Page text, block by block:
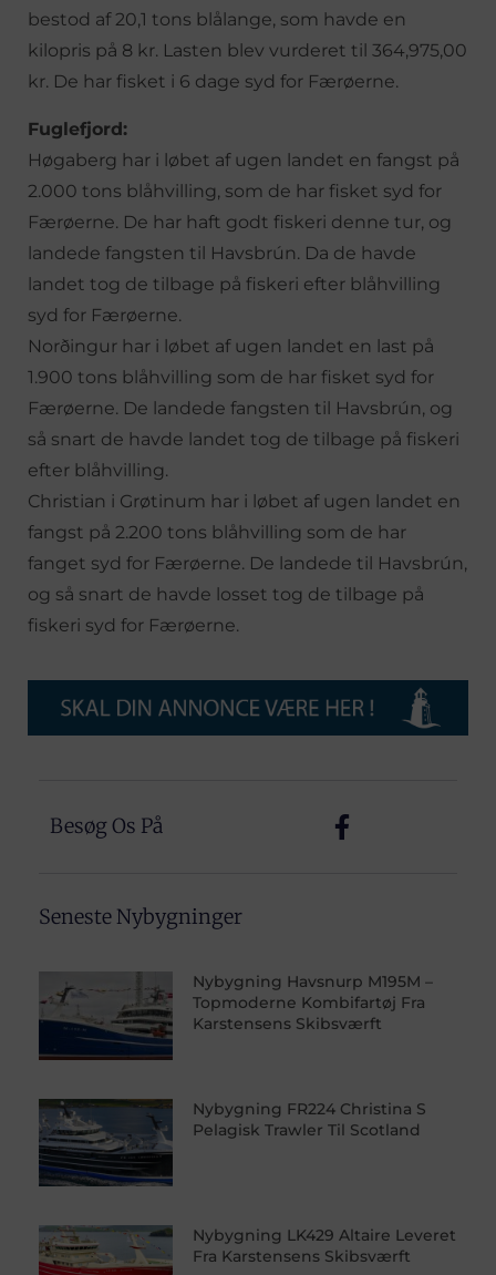
bestod af 20,1 tons blålange, som havde en
kilopris på 8 kr. Lasten blev vurderet til 364,975,00
kr. De har fisket i 6 dage syd for Færøerne.
Fuglefjord:
Høgaberg har i løbet af ugen landet en fangst på
2.000 tons blåhvilling, som de har fisket syd for
Færøerne. De har haft godt fiskeri denne tur, og
landede fangsten til Havsbrún. Da de havde
landet tog de tilbage på fiskeri efter blåhvilling
syd for Færøerne.
Norðingur har i løbet af ugen landet en last på
1.900 tons blåhvilling som de har fisket syd for
Færøerne. De landede fangsten til Havsbrún, og
så snart de havde landet tog de tilbage på fiskeri
efter blåhvilling.
Christian i Grøtinum har i løbet af ugen landet en
fangst på 2.200 tons blåhvilling som de har
fanget syd for Færøerne. De landede til Havsbrún,
og så snart de havde losset tog de tilbage på
fiskeri syd for Færøerne.
Besøg Os På
Seneste Nybygninger
Nybygning Havsnurp M195M –
Topmoderne Kombifartøj Fra
Karstensens Skibsværft
Nybygning FR224 Christina S
Pelagisk Trawler Til Scotland
Nybygning LK429 Altaire Leveret
Fra Karstensens Skibsværft